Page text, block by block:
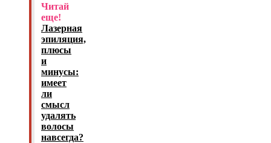
Читай
еще!
Лазерная
эпиляция,
плюсы
и
минусы:
имеет
ли
смысл
удалять
волосы
навсегда?